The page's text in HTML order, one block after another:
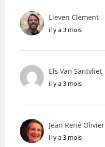
Lieven Clement
il y a 3 mois
Els Van Santvliet
il y a 3 mois
Jean René Olivier
il y a 3 mois